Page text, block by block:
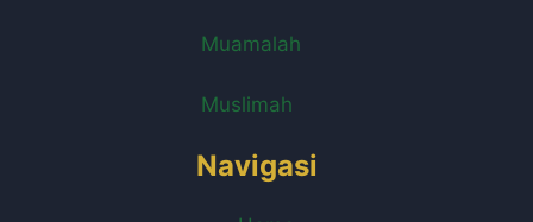
Muamalah
Muslimah
Navigasi